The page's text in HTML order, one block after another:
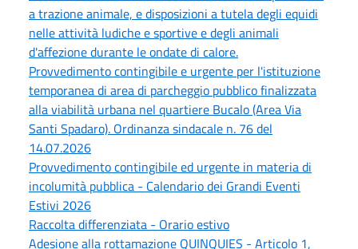
a trazione animale, e disposizioni a tutela degli equidi
nelle attività ludiche e sportive e degli animali
d'affezione durante le ondate di calore.
Provvedimento contingibile e urgente per l'istituzione
temporanea di area di parcheggio pubblico finalizzata
alla viabilità urbana nel quartiere Bucalo (Area Via
Santi Spadaro). Ordinanza sindacale n. 76 del
14.07.2026
Provvedimento contingibile ed urgente in materia di
incolumità pubblica - Calendario dei Grandi Eventi
Estivi 2026
Raccolta differenziata - Orario estivo
Adesione alla rottamazione QUINQUIES - Articolo 1,